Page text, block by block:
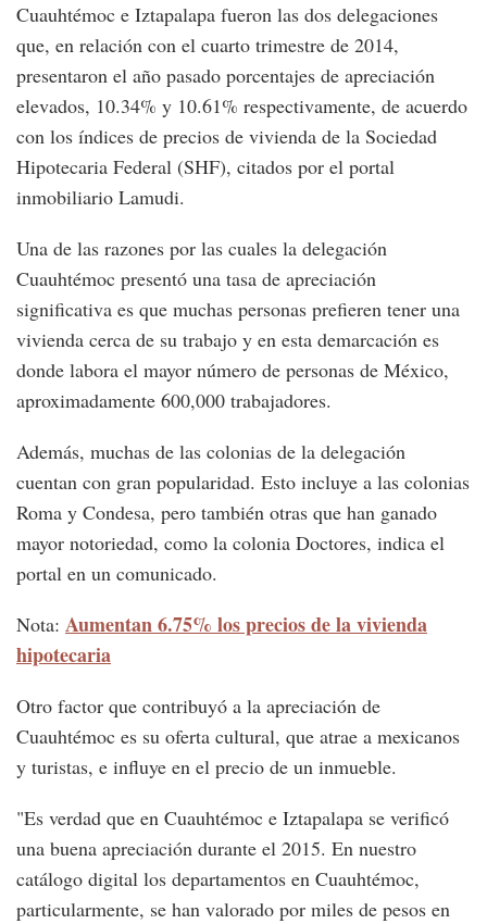
Cuauhtémoc e Iztapalapa fueron las dos delegaciones
que, en relación con el cuarto trimestre de 2014,
presentaron el año pasado porcentajes de apreciación
elevados, 10.34% y 10.61% respectivamente, de acuerdo
con los índices de precios de vivienda de la Sociedad
Hipotecaria Federal (SHF), citados por el portal
inmobiliario Lamudi.
Una de las razones por las cuales la delegación
Cuauhtémoc presentó una tasa de apreciación
significativa es que muchas personas prefieren tener una
vivienda cerca de su trabajo y en esta demarcación es
donde labora el mayor número de personas de México,
aproximadamente 600,000 trabajadores.
Además, muchas de las colonias de la delegación
cuentan con gran popularidad. Esto incluye a las colonias
Roma y Condesa, pero también otras que han ganado
mayor notoriedad, como la colonia Doctores, indica el
portal en un comunicado.
Nota: Aumentan 6.75% los precios de la vivienda
hipotecaria
Otro factor que contribuyó a la apreciación de
Cuauhtémoc es su oferta cultural, que atrae a mexicanos
y turistas, e influye en el precio de un inmueble.
"Es verdad que en Cuauhtémoc e Iztapalapa se verificó
una buena apreciación durante el 2015. En nuestro
catálogo digital los departamentos en Cuauhtémoc,
particularmente, se han valorado por miles de pesos en